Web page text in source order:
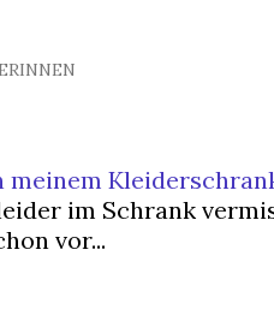
im Schrank
vor...